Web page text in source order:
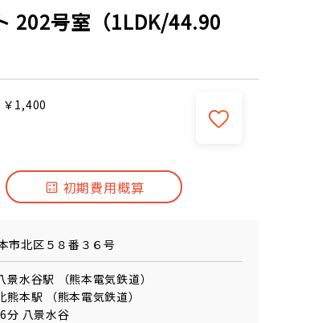
202号室（1LDK/44.90
￥1,400
初期費用概算
市北区５８番３６号
景水谷駅 （熊本電気鉄道）
熊本駅 （熊本電気鉄道）
分 八景水谷